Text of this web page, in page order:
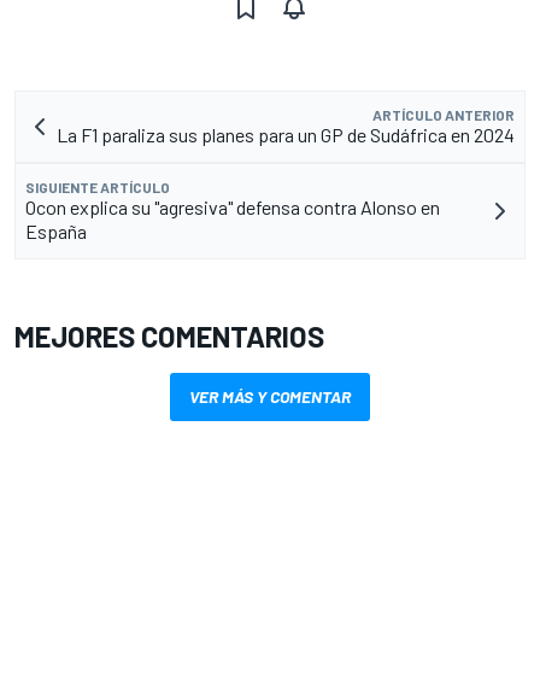
ARTÍCULO ANTERIOR
La F1 paraliza sus planes para un GP de Sudáfrica en 2024
SIGUIENTE ARTÍCULO
Ocon explica su "agresiva" defensa contra Alonso en
España
MEJORES COMENTARIOS
VER MÁS Y COMENTAR